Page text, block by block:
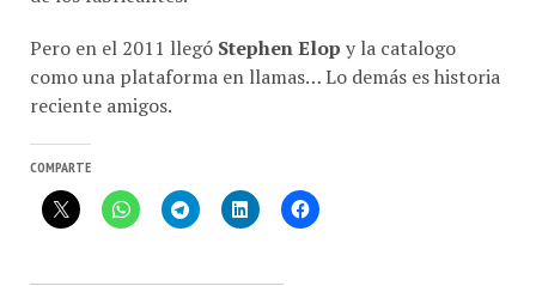
Pero en el 2011 llegó Stephen Elop
y la catalogo
como una plataforma en llamas… Lo demás es historia
reciente amigos.